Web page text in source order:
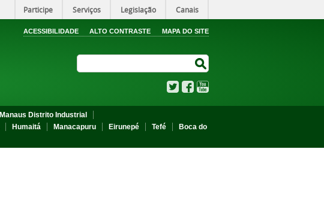
Participe Serviços Legislação Canais
ACESSIBILIDADE ALTO CONTRASTE MAPA DO SITE
TwitterFacebook
Manaus Distrito Industrial
Humaitá Manacapuru Eirunepé Tefé
Boca do